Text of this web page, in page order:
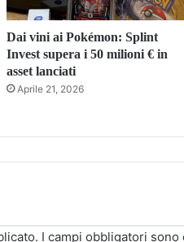
Dai vini ai Pokémon: Splint
Invest supera i 50 milioni € in
asset lanciati
Aprile 21, 2026
I campi obbligatori sono